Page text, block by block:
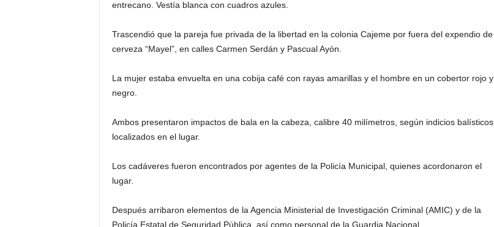
entrecano. Vestía blanca con cuadros azules.
Trascendió que la pareja fue privada de la libertad en la colonia Cajeme por fuera del expendio de
cerveza “Mayel”, en calles Carmen Serdán y Pascual Ayón.
La mujer estaba envuelta en una cobija café con rayas amarillas y el hombre en un cobertor rojo y
negro.
Ambos presentaron impactos de bala en la cabeza, calibre 40 milímetros, según indicios balísticos
localizados en el lugar.
Los cadáveres fueron encontrados por agentes de la Policía Municipal, quienes acordonaron el
lugar.
Después arribaron elementos de la Agencia Ministerial de Investigación Criminal (AMIC) y de la
Policía Estatal de Seguridad Pública, así como personal de la Guardia Nacional.